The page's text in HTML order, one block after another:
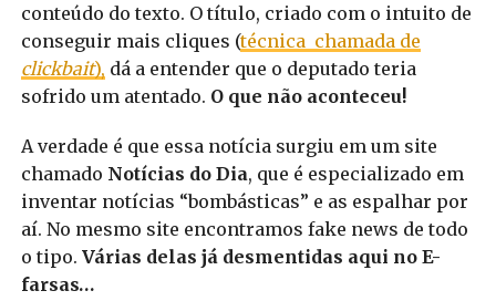
conteúdo do texto. O título, criado com o intuito de
conseguir mais cliques (técnica chamada de
clickbait), dá a entender que o deputado teria
sofrido um atentado. O que não aconteceu!
A verdade é que essa notícia surgiu em um site
chamado Notícias do Dia, que é especializado em
inventar notícias “bombásticas” e as espalhar por
aí. No mesmo site encontramos fake news de todo
o tipo. Várias delas já desmentidas aqui no E-
farsas…